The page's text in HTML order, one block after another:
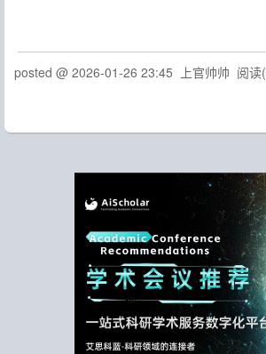
posted @ 2026-01-26 23:45 上官帅帅 阅读(